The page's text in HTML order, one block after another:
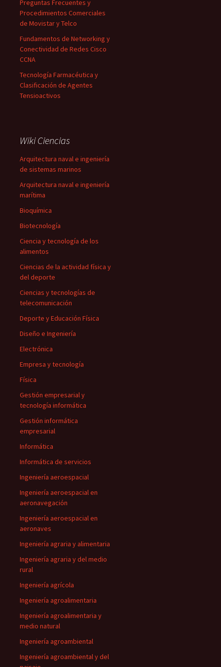
Preguntas Frecuentes y
Procedimientos Comerciales
de Movistar y Telco
Fundamentos de Networking y
Conectividad de Redes Cisco
CCNA
Tecnología Farmacéutica y
Clasificación de Agentes
Tensioactivos
Wiki Ciencias
Arquitectura naval e ingeniería
de sistemas marinos
Arquitectura naval e ingeniería
marítima
Bioquímica
Biotecnología
Ciencia y tecnología de los
alimentos
Ciencias de la actividad física y
del deporte
Ciencias y tecnologías de
telecomunicación
Deporte y Educación Física
Diseño e Ingeniería
Electrónica
Empresa y tecnología
Física
Gestión empresarial y
tecnología informática
Gestión informática
empresarial
Informática
Informática de servicios
Ingeniería aeroespacial
Ingeniería aeroespacial en
aeronavegación
Ingeniería aeroespacial en
aeronaves
Ingeniería agraria y alimentaria
Ingeniería agraria y del medio
rural
Ingeniería agrícola
Ingeniería agroalimentaria
Ingeniería agroalimentaria y
medio natural
Ingeniería agroambiental
Ingeniería agroambiental y del